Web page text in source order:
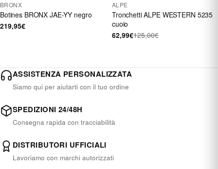
BRONX
Botines BRONX JAE-YY negro
219,95€
ALPE
Tronchetti ALPE WESTERN 5235
cuoio
62,99€125,00€
ASSISTENZA PERSONALIZZATA
Siamo qui per aiutarti con il tuo ordine
SPEDIZIONI 24/48H
Consegna rapida con tracciabilità
DISTRIBUTORI UFFICIALI
Lavoriamo con marchi autorizzati